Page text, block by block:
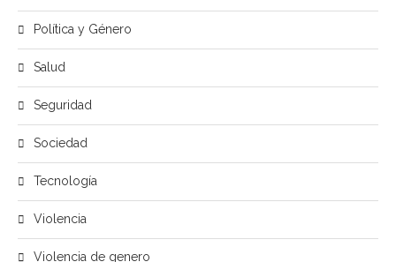
Política y Género
Salud
Seguridad
Sociedad
Tecnología
Violencia
Violencia de genero